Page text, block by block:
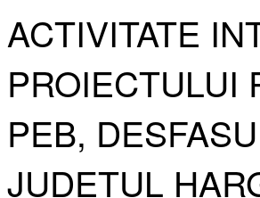
ACTIVITATE
PROIECTULUI
PEB,
JUDETUL